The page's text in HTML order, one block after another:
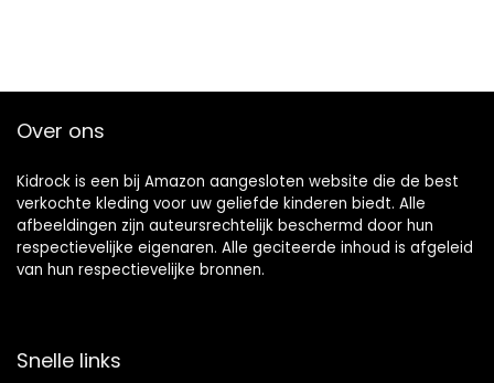
Over ons
Kidrock is een bij Amazon aangesloten website die de best
verkochte kleding voor uw geliefde kinderen biedt. Alle
afbeeldingen zijn auteursrechtelijk beschermd door hun
respectievelijke eigenaren. Alle geciteerde inhoud is afgeleid
van hun respectievelijke bronnen.
Snelle links